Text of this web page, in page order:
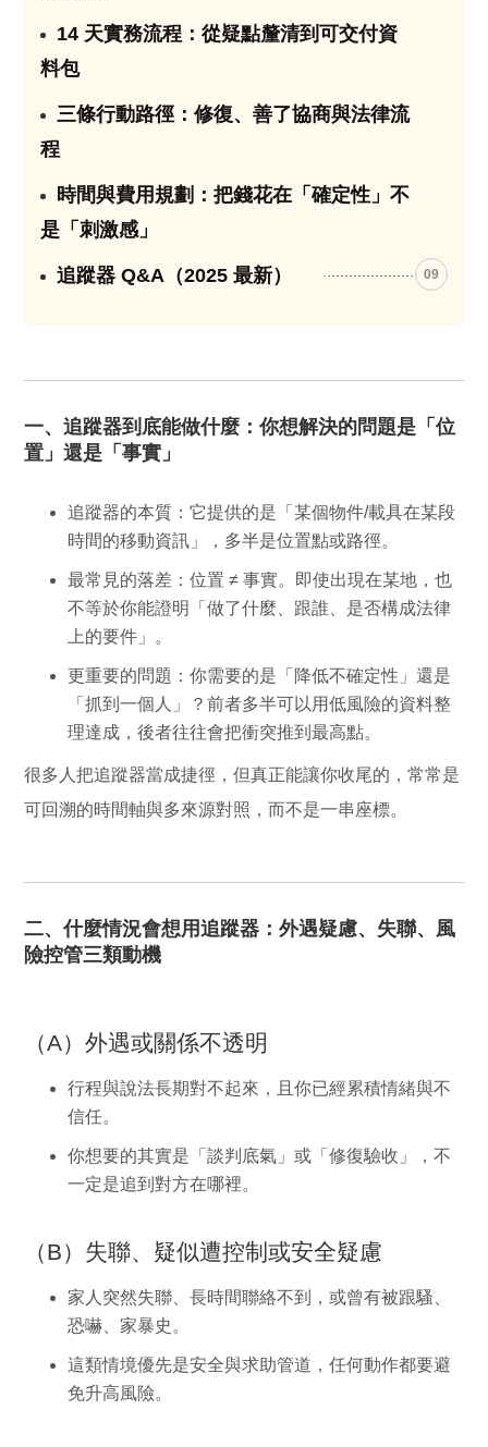
14 天實務流程：從疑點釐清到可交付資
料包
三條行動路徑：修復、善了協商與法律流
程
時間與費用規劃：把錢花在「確定性」不
是「刺激感」
追蹤器 Q&A（2025 最新） 09
一、追蹤器到底能做什麼：你想解決的問題是「位
置」還是「事實」
追蹤器的本質：它提供的是「某個物件/載具在某段
時間的移動資訊」，多半是位置點或路徑。
最常見的落差：位置 ≠ 事實。即使出現在某地，也
不等於你能證明「做了什麼、跟誰、是否構成法律
上的要件」。
更重要的問題：你需要的是「降低不確定性」還是
「抓到一個人」？前者多半可以用低風險的資料整
理達成，後者往往會把衝突推到最高點。
很多人把追蹤器當成捷徑，但真正能讓你收尾的，常常是
可回溯的時間軸與多來源對照，而不是一串座標。
二、什麼情況會想用追蹤器：外遇疑慮、失聯、風
險控管三類動機
（A）外遇或關係不透明
行程與說法長期對不起來，且你已經累積情緒與不
信任。
你想要的其實是「談判底氣」或「修復驗收」，不
一定是追到對方在哪裡。
（B）失聯、疑似遭控制或安全疑慮
家人突然失聯、長時間聯絡不到，或曾有被跟騷、
恐嚇、家暴史。
這類情境優先是安全與求助管道，任何動作都要避
免升高風險。